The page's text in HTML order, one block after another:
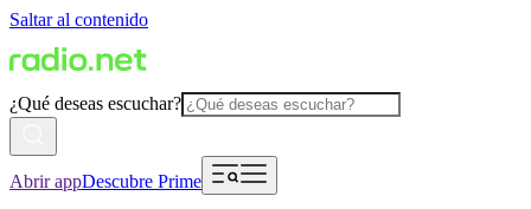
Saltar al contenido
¿Qué deseas escuchar?
Abrir appDescubre Prime